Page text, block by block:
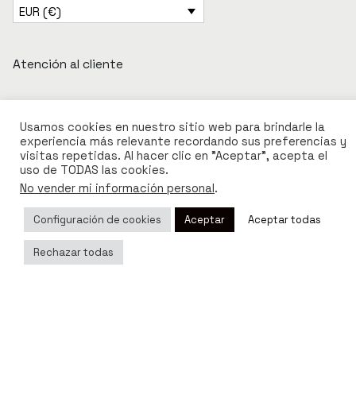
EUR (€)
Atención al cliente
Contacto
Envío y Devoluciones
Formas de Pago
Usamos cookies en nuestro sitio web para brindarle la
experiencia más relevante recordando sus preferencias y
visitas repetidas. Al hacer clic en "Aceptar", acepta el
uso de TODAS las cookies.
No vender mi información personal.
Configuración de cookies Aceptar Aceptar todas
Rechazar todas